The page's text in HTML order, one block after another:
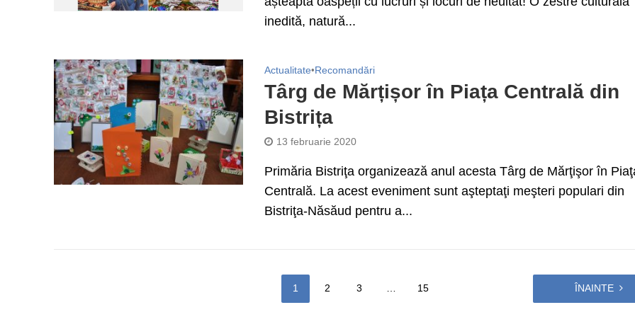
inedită, natură...
Actualitate•Recomandări
Târg de Mărțișor în Piața Centrală din
Bistrița
13 februarie 2020
Primăria Bistriţa organizează anul acesta Târg de Mărţişor în
Centrală. La acest eveniment sunt aşteptaţi meşteri populari din
Bistriţa-Năsăud pentru a...
1 2 3 15 ÎNAINTE